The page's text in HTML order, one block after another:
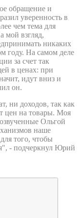
обращение и
уверенность в
чем тема для
мой взгляд,
никаких
году. На самом деле
за счет так
в ценах: при
идут вниз и
он.
ни доходов, так как
цен на товары. Моя
Ольгой
наше
того, чтобы
- подчеркнул Юрий